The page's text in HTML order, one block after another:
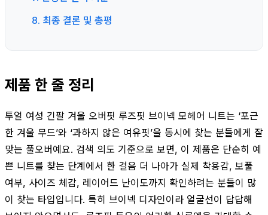
8. 최종 결론 및 총평
제품 한 줄 정리
투얼 여성 긴팔 겨울 오버핏 루즈핏 브이넥 모헤어 니트는 ‘포근
한 겨울 무드’와 ‘과하지 않은 여유핏’을 동시에 찾는 분들에게 잘
맞는 풀오버예요. 검색 의도 기준으로 보면, 이 제품은 단순히 예
쁜 니트를 찾는 단계에서 한 걸음 더 나아가 실제 착용감, 보풀
여부, 사이즈 체감, 레이어드 난이도까지 확인하려는 분들이 많
이 찾는 타입입니다. 특히 브이넥 디자인이라 얼굴선이 답답해